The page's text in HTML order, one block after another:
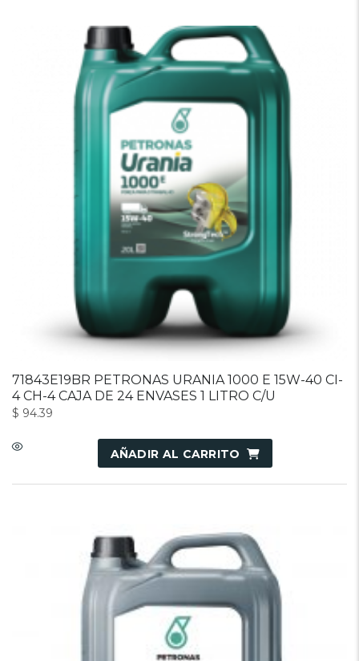
71843E19BR PETRONAS URANIA 1000 E 15W-40 CI-
4 CH-4 CAJA DE 24 ENVASES 1 LITRO C/U
$ 94.39
AÑADIR AL CARRITO